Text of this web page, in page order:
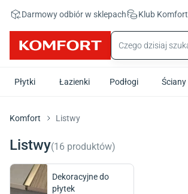
Darmowy odbiór w sklepach Klub Komfort
Płytki Łazienki Podłogi Ściany
Komfort Listwy
Listwy(16 produktów)
Dekoracyjne do
płytek